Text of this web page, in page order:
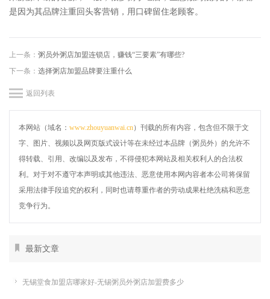
是因为其品牌注重回头客营销，用口碑留住老顾客。
上一条： 粥员外粥店加盟连锁店，赚钱“三要素”有哪些?
下一条： 选择粥店加盟品牌要注重什么
返回列表
本网站（域名： www.zhouyuanwai.cn）刊载的所有内容，包含但不限于文
字、图片、视频以及网页版式设计等在未经过本品牌（粥员外）的允许不
得转载、引用、改编以及发布，不得侵犯本网站及相关权利人的合法权
利。对于对不遵守本声明或其他违法、恶意使用本网内容者本公司将保留
采用法律手段追究的权利，同时也请尊重作者的劳动成果杜绝洗稿和恶意
竞争行为。
最新文章
无锡堂食加盟店哪家好-无锡粥员外粥店加盟费多少